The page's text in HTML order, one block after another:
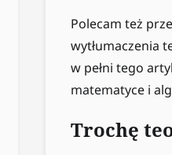
Polecam też
wytłumaczenia
w pełni tego
matematyce i
Trochę